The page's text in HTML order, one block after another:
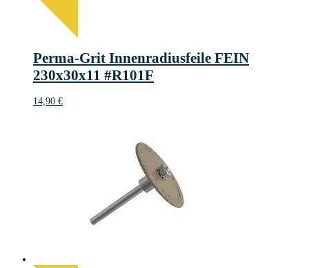
Perma-Grit Innenradiusfeile FEIN
230x30x11 #R101F
14,90 €